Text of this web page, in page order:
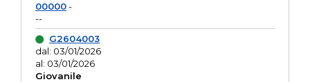
00000-
--
G2604003
dal: 03/01/2026
al: 03/01/2026
Giovanile